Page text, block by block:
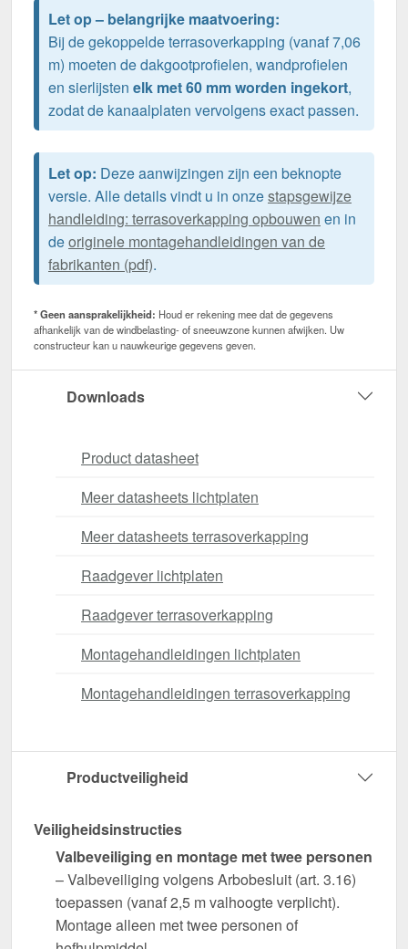
Let op – belangrijke maatvoering:
Bij de gekoppelde terrasoverkapping (vanaf 7,06
m) moeten de dakgootprofielen, wandprofielen
en sierlijsten elk met 60 mm worden ingekort,
zodat de kanaalplaten vervolgens exact passen.
Let op: Deze aanwijzingen zijn een beknopte
versie. Alle details vindt u in onzestapsgewijze
handleiding: terrasoverkapping opbouwen en in
deoriginele montagehandleidingen van de
fabrikanten (pdf).
* Geen aansprakelijkheid: Houd er rekening mee dat de gegevens
afhankelijk van de windbelasting- of sneeuwzone kunnen afwijken. Uw
constructeur kan u nauwkeurige gegevens geven.
Downloads
Product datasheet
Meer datasheets lichtplaten
Meer datasheets terrasoverkapping
Raadgever lichtplaten
Raadgever terrasoverkapping
Montagehandleidingen lichtplaten
Montagehandleidingen terrasoverkapping
Productveiligheid
Veiligheidsinstructies
Valbeveiliging en montage met twee personen
– Valbeveiliging volgens Arbobesluit (art. 3.16)
toepassen (vanaf 2,5 m valhoogte verplicht).
Montage alleen met twee personen of